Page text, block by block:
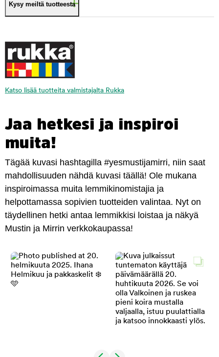
Kysy meiltä tuotteesta
Katso lisää tuotteita valmistajalta Rukka
Jaa hetkesi ja inspiroi
muita!
Tägää kuvasi hashtagilla #yesmustijamirri, niin saat
mahdollisuuden nähdä kuvasi täällä! Ole mukana
inspiroimassa muita lemmikinomistajia ja
helpottamassa sopivien tuotteiden valintaa. Nyt on
täydellinen hetki antaa lemmikkisi loistaa ja näkyä
Mustin ja Mirrin verkkokaupassa!